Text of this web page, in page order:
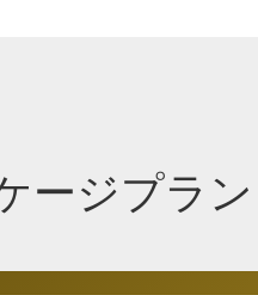
ージプラン